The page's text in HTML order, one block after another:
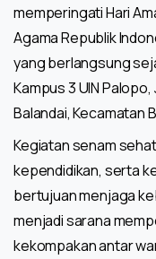
memperingati Hari
Agama Republik
yang berlangsung
Kampus 3 UIN
Balandai, Kecamatan
Kegiatan senam
kependidikan, serta
bertujuan menjaga
menjadi sarana
kekompakan antar